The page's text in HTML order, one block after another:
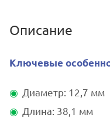
Описание
Ключевые
Диаметр: 12,7 мм
Длина: 38,1 мм